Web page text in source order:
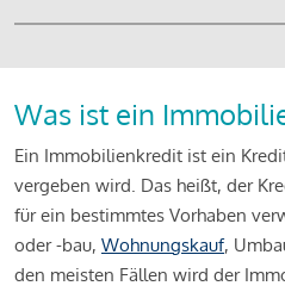
Was ist ein
Ein Immobilienkredit ist ein
vergeben wird. Das heißt, der
für ein bestimmtes Vorhaben
oder -bau, Wohnungskauf,
den meisten Fällen wird der